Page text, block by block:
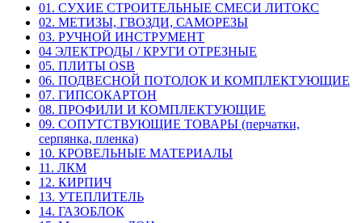
01. СУХИЕ СТРОИТЕЛЬНЫЕ СМЕСИ ЛИТОКС
02. МЕТИЗЫ, ГВОЗДИ, САМОРЕЗЫ
03. РУЧНОЙ ИНСТРУМЕНТ
04 ЭЛЕКТРОДЫ / КРУГИ ОТРЕЗНЫЕ
05. ПЛИТЫ OSB
06. ПОДВЕСНОЙ ПОТОЛОК И КОМПЛЕКТУЮЩИЕ
07. ГИПСОКАРТОН
08. ПРОФИЛИ И КОМПЛЕКТУЮЩИЕ
09. СОПУТСТВУЮЩИЕ ТОВАРЫ (перчатки,
серпянка, пленка)
10. КРОВЕЛЬНЫЕ МАТЕРИАЛЫ
11. ЛКМ
12. КИРПИЧ
13. УТЕПЛИТЕЛЬ
14. ГАЗОБЛОК